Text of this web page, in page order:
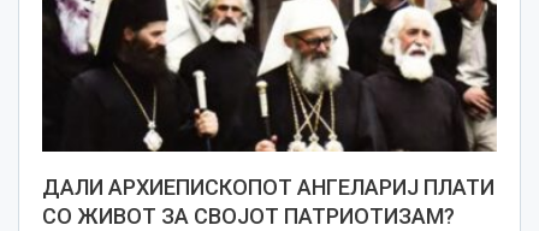
ДАЛИ АРХИЕПИСКОПОТ АНГЕЛАРИЈ ПЛАТИ
СО ЖИВОТ ЗА СВОЈОТ ПАТРИОТИЗАМ?